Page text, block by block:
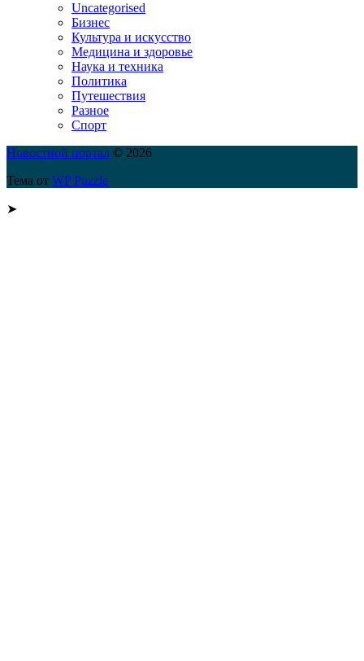
Uncategorised
Бизнес
Культура и искусство
Медицина и здоровье
Наука и техника
Политика
Путешествия
Разное
Спорт
Новостной портал © 2026
Тема от WP Puzzle
➤